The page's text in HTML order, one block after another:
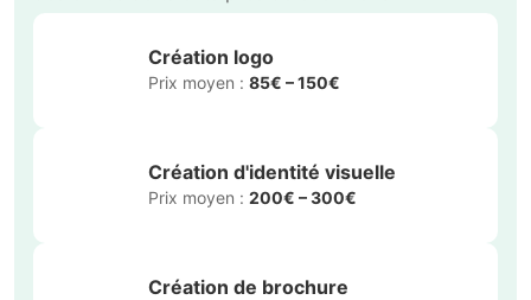
Création logo
Prix moyen : 85€ – 150€
Création d'identité visuelle
Prix moyen : 200€ – 300€
Création de brochure